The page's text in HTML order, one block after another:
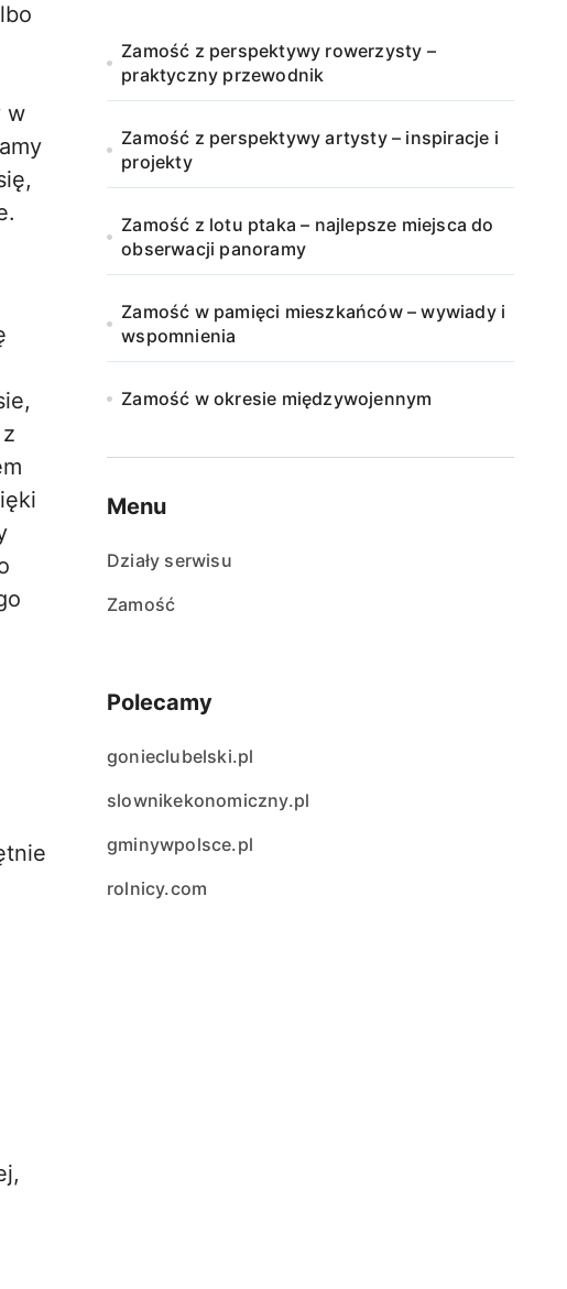
w
Zamość z perspektywy rowerzysty –
praktyczny przewodnik
Zamość z perspektywy artysty – inspiracje i
projekty
Zamość z lotu ptaka – najlepsze miejsca do
obserwacji panoramy
Zamość w pamięci mieszkańców – wywiady i
wspomnienia
Zamość w okresie międzywojennym
Menu
Działy serwisu
Zamość
Polecamy
gonieclubelski.pl
slownikekonomiczny.pl
gminywpolsce.pl
rolnicy.com